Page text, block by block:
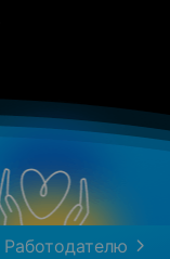
Работодателю